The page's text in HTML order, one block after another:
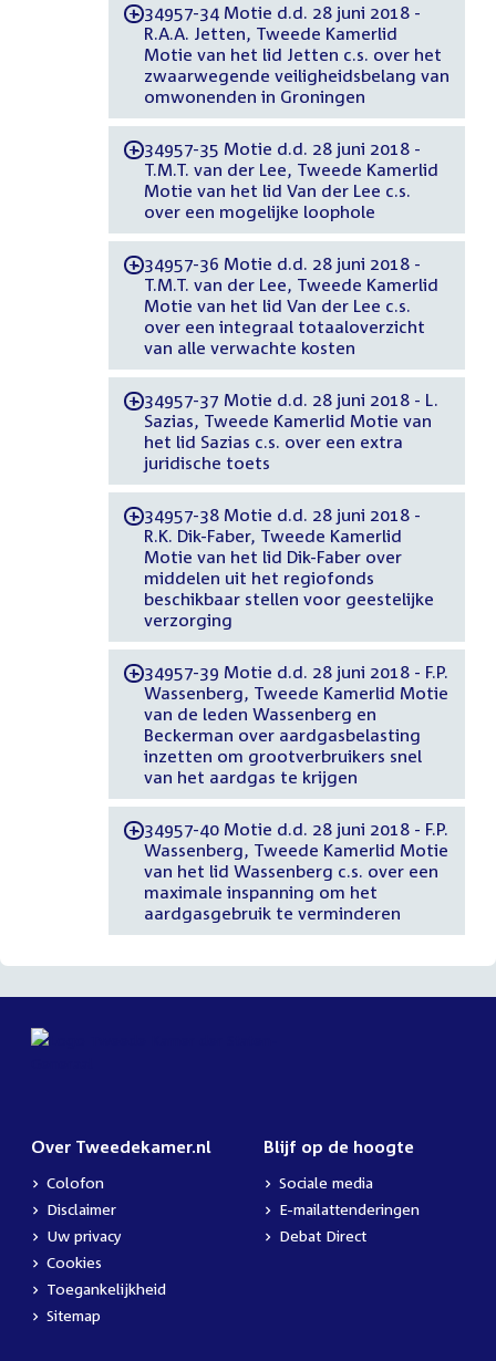
-34957-34 Motie d.d. 28 juni 2018 -
R.A.A. Jetten, Tweede Kamerlid
Motie van het lid Jetten c.s. over het
zwaarwegende veiligheidsbelang van
omwonenden in Groningen
-34957-35 Motie d.d. 28 juni 2018 -
T.M.T. van der Lee, Tweede Kamerlid
Motie van het lid Van der Lee c.s.
over een mogelijke loophole
-34957-36 Motie d.d. 28 juni 2018 -
T.M.T. van der Lee, Tweede Kamerlid
Motie van het lid Van der Lee c.s.
over een integraal totaaloverzicht
van alle verwachte kosten
-34957-37 Motie d.d. 28 juni 2018 - L.
Sazias, Tweede Kamerlid Motie van
het lid Sazias c.s. over een extra
juridische toets
-34957-38 Motie d.d. 28 juni 2018 -
R.K. Dik-Faber, Tweede Kamerlid
Motie van het lid Dik-Faber over
middelen uit het regiofonds
beschikbaar stellen voor geestelijke
verzorging
-34957-39 Motie d.d. 28 juni 2018 - F.P.
Wassenberg, Tweede Kamerlid Motie
van de leden Wassenberg en
Beckerman over aardgasbelasting
inzetten om grootverbruikers snel
van het aardgas te krijgen
-34957-40 Motie d.d. 28 juni 2018 - F.P.
Wassenberg, Tweede Kamerlid Motie
van het lid Wassenberg c.s. over een
maximale inspanning om het
aardgasgebruik te verminderen
Over Tweedekamer.nl
Colofon
Disclaimer
Uw privacy
Cookies
Toegankelijkheid
Sitemap
Blijf op de hoogte
Sociale media
E-mailattenderingen
Debat Direct